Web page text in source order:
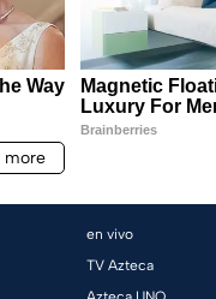
en vivo
TV Azteca